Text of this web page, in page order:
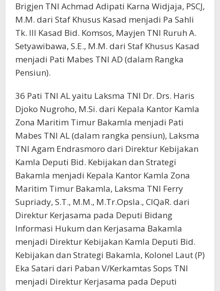
Brigjen TNI Achmad Adipati Karna Widjaja, PSCJ,
M.M. dari Staf Khusus Kasad menjadi Pa Sahli
Tk. III Kasad Bid. Komsos, Mayjen TNI Ruruh A.
Setyawibawa, S.E., M.M. dari Staf Khusus Kasad
menjadi Pati Mabes TNI AD (dalam Rangka
Pensiun).
36 Pati TNI AL yaitu Laksma TNI Dr. Drs. Haris
Djoko Nugroho, M.Si. dari Kepala Kantor Kamla
Zona Maritim Timur Bakamla menjadi Pati
Mabes TNI AL (dalam rangka pensiun), Laksma
TNI Agam Endrasmoro dari Direktur Kebijakan
Kamla Deputi Bid. Kebijakan dan Strategi
Bakamla menjadi Kepala Kantor Kamla Zona
Maritim Timur Bakamla, Laksma TNI Ferry
Supriady, S.T., M.M., M.Tr.Opsla., CIQaR. dari
Direktur Kerjasama pada Deputi Bidang
Informasi Hukum dan Kerjasama Bakamla
menjadi Direktur Kebijakan Kamla Deputi Bid.
Kebijakan dan Strategi Bakamla, Kolonel Laut (P)
Eka Satari dari Paban V/Kerkamtas Sops TNI
menjadi Direktur Kerjasama pada Deputi